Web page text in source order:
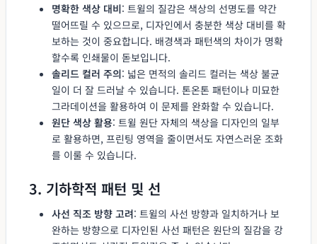
명확한 색상 대비: 트윌의 질감은 색상의 선명도를 약간
떨어뜨릴 수 있으므로, 디자인에서 충분한 색상 대비를 확
보하는 것이 중요합니다. 배경색과 패턴색의 차이가 명확
할수록 인쇄물이 돋보입니다.
솔리드 컬러 주의: 넓은 면적의 솔리드 컬러는 색상 불균
일이 더 잘 드러날 수 있습니다. 톤온톤 패턴이나 미묘한
그라데이션을 활용하여 이 문제를 완화할 수 있습니다.
원단 색상 활용: 트윌 원단 자체의 색상을 디자인의 일부
로 활용하면, 프린팅 영역을 줄이면서도 자연스러운 조화
를 이룰 수 있습니다.
3. 기하학적 패턴 및 선
사선 직조 방향 고려: 트윌의 사선 방향과 일치하거나 보
완하는 방향으로 디자인된 사선 패턴은 원단의 질감을 강